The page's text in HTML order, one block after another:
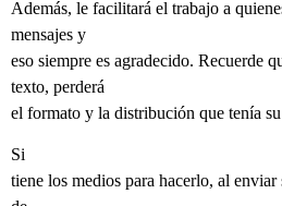
Además, le facilitará el trabajo a
mensajes y
eso siempre es agradecido. Recuerde
texto, perderá
el formato y la distribución que tenía
Si
tiene los medios para hacerlo, al